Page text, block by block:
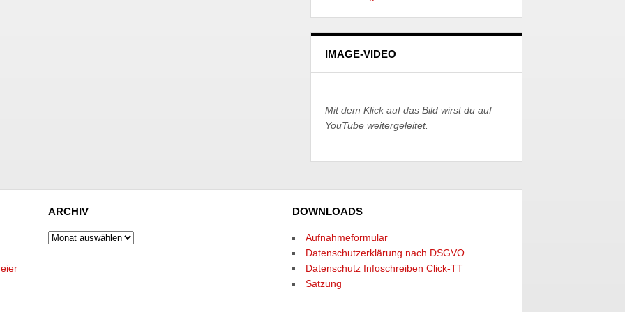
IMAGE-VIDEO
Mit dem Klick auf das Bild wirst du auf
YouTube weitergeleitet.
ARCHIV
Archiv
DOWNLOADS
Aufnahmeformular
Datenschutzerklärung nach DSGVO
Datenschutz Infoschreiben Click-TT
Satzung